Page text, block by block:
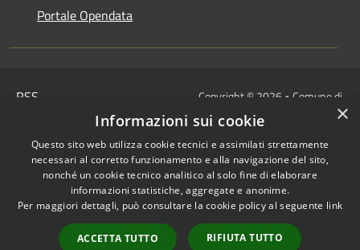
Portale Opendata
RSS
Cookie
Mappa del sito
IBAN COMUNALI: per i cittadini
IT48Z0851453760000000120312
Copyright © 2026 • Comune di
Villongo • Powered by
redazione
×
Informazioni sui cookie
Questo sito web utilizza cookie tecnici e assimilati strettamente
necessari al corretto funzionamento e alla navigazione del sito,
nonché un cookie tecnico analitico al solo fine di elaborare
informazioni statistiche, aggregate e anonime.
Per maggiori dettagli, può consultare la cookie policy al seguente link
ACCETTA TUTTO RIFIUTA TUTTO